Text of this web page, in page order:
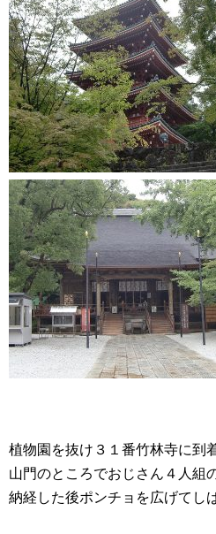
植物園を抜け３１番竹林寺に到
山門のところでおじさん４人組
納経した後ポンチョを広げてし